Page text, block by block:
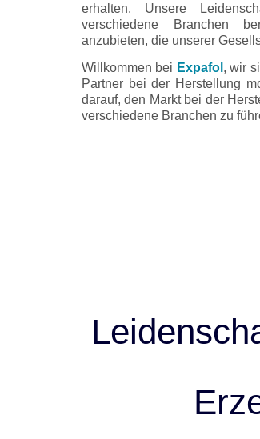
erhalten. Unsere
verschiedene Branchen
anzubieten, die unserer
Willkommen bei Expafol , wir
Partner bei der Herstellung
darauf, den Markt bei der
verschiedene Branchen zu